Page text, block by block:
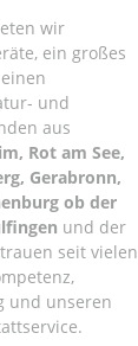
wir
ein großes
und
aus
Rot am See,
Gerabronn,
ob der
und der
seit vielen
und unseren